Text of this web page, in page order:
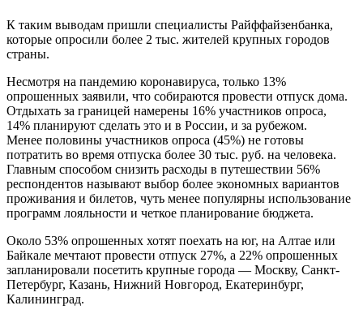
К таким выводам пришли специалисты Райффайзенбанка,
которые опросили более 2 тыс. жителей крупных городов
страны.
Несмотря на пандемию коронавируса, только 13%
опрошенных заявили, что собираются провести отпуск дома.
Отдыхать за границей намерены 16% участников опроса,
14% планируют сделать это и в России, и за рубежом.
Менее половины участников опроса (45%) не готовы
потратить во время отпуска более 30 тыс. руб. на человека.
Главным способом снизить расходы в путешествии 56%
респондентов называют выбор более экономных вариантов
проживания и билетов, чуть менее популярны использование
программ лояльности и четкое планирование бюджета.
Около 53% опрошенных хотят поехать на юг, на Алтае или
Байкале мечтают провести отпуск 27%, а 22% опрошенных
запланировали посетить крупные города — Москву, Санкт-
Петербург, Казань, Нижний Новгород, Екатеринбург,
Калининград.